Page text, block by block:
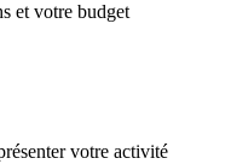
et votre budget
votre activité